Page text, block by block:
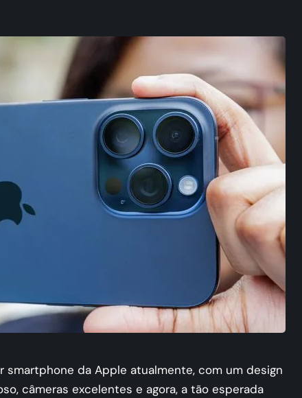
smartphone da Apple atualmente, com um design
câmeras excelentes e agora, a tão esperada